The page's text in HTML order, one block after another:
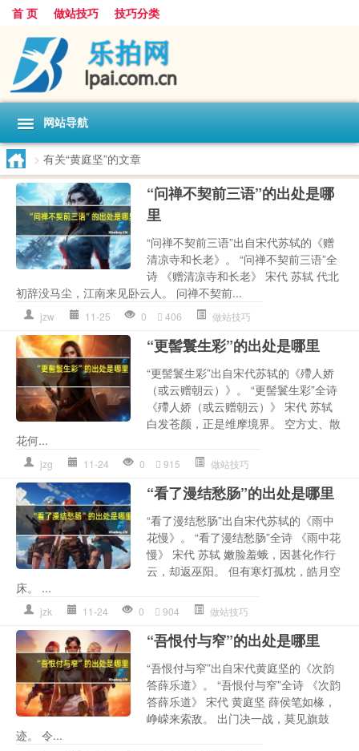
首 页 做站技巧 技巧分类
网站导航
> 有关“黄庭坚”的文章
“问禅不契前三语”的出处是哪
里
“问禅不契前三语”出自宋代苏轼的《赠
清凉寺和长老》。 “问禅不契前三语”全
诗 《赠清凉寺和长老》 宋代 苏轼 代北
初辞没马尘，江南来见卧云人。 问禅不契前...
jzw 11-25 0 406 做站技巧
“更髻鬟生彩”的出处是哪里
“更髻鬟生彩”出自宋代苏轼的《殢人娇
（或云赠朝云）》。 “更髻鬟生彩”全诗
《殢人娇（或云赠朝云）》 宋代 苏轼
白发苍颜，正是维摩境界。 空方丈、散
花何...
jzg 11-24 0 915 做站技巧
“看了漫结愁肠”的出处是哪里
“看了漫结愁肠”出自宋代苏轼的《雨中
花慢》。 “看了漫结愁肠”全诗 《雨中花
慢》 宋代 苏轼 嫩脸羞蛾，因甚化作行
云，却返巫阳。 但有寒灯孤枕，皓月空
床。 ...
jzk 11-24 0 904 做站技巧
“吾恨付与窄”的出处是哪里
“吾恨付与窄”出自宋代黄庭坚的《次韵
答薛乐道》。 “吾恨付与窄”全诗 《次韵
答薛乐道》 宋代 黄庭坚 薛侯笔如椽，
峥嵘来索敌。 出门决一战，莫见旗鼓
迹。 令...